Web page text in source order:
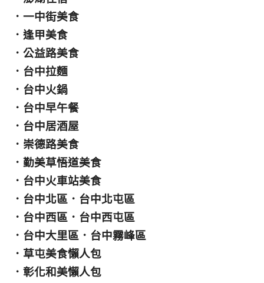
． 一中街美食
． 逢甲美食
． 公益路美食
． 台中拉麵
． 台中火鍋
． 台中早午餐
． 台中居酒屋
． 崇德路美食
． 勤美草悟道美食
． 台中火車站美食
． 台中北區 ． 台中北屯區
． 台中西區 ． 台中西屯區
． 台中大里區 ． 台中霧峰區
． 草屯美食懶人包
． 彰化和美懶人包